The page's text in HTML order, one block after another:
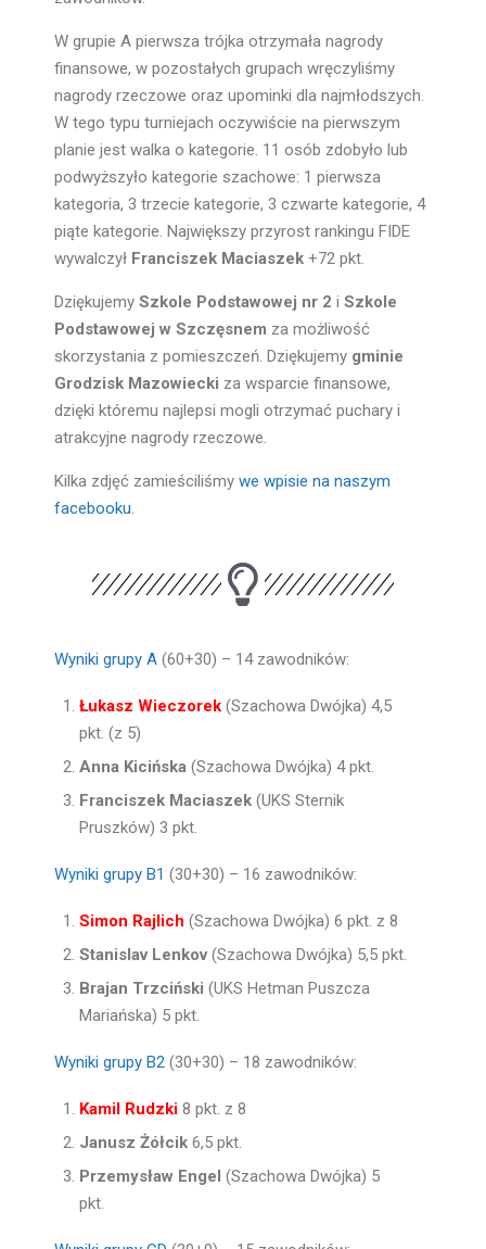
W grupie A pierwsza trójka otrzymała nagrody
finansowe, w pozostałych grupach wręczyliśmy
nagrody rzeczowe oraz upominki dla najmłodszych.
W tego typu turniejach oczywiście na pierwszym
planie jest walka o kategorie. 11 osób zdobyło lub
podwyższyło kategorie szachowe: 1 pierwsza
kategoria, 3 trzecie kategorie, 3 czwarte kategorie, 4
piąte kategorie. Największy przyrost rankingu FIDE
wywalczył Franciszek Maciaszek +72 pkt.
Dziękujemy Szkole Podstawowej nr 2 i Szkole
Podstawowej w Szczęsnem za możliwość
skorzystania z pomieszczeń. Dziękujemy gminie
Grodzisk Mazowiecki za wsparcie finansowe,
dzięki któremu najlepsi mogli otrzymać puchary i
atrakcyjne nagrody rzeczowe.
Kilka zdjęć zamieściliśmy we wpisie na naszym
facebooku.
Wyniki grupy A (60+30) – 14 zawodników:
Łukasz Wieczorek (Szachowa Dwójka) 4,5
pkt. (z 5)
Anna Kicińska(Szachowa Dwójka) 4 pkt.
Franciszek Maciaszek(UKS Sternik
Pruszków) 3 pkt.
Wyniki grupy B1 (30+30) – 16 zawodników:
Simon Rajlich (Szachowa Dwójka) 6 pkt. z 8
Stanislav Lenkov(Szachowa Dwójka) 5,5 pkt.
Brajan Trzciński (UKS Hetman Puszcza
Mariańska) 5 pkt.
Wyniki grupy B2 (30+30) – 18 zawodników:
Kamil Rudzki 8 pkt. z 8
Janusz Żółcik6,5 pkt.
Przemysław Engel (Szachowa Dwójka) 5
pkt.